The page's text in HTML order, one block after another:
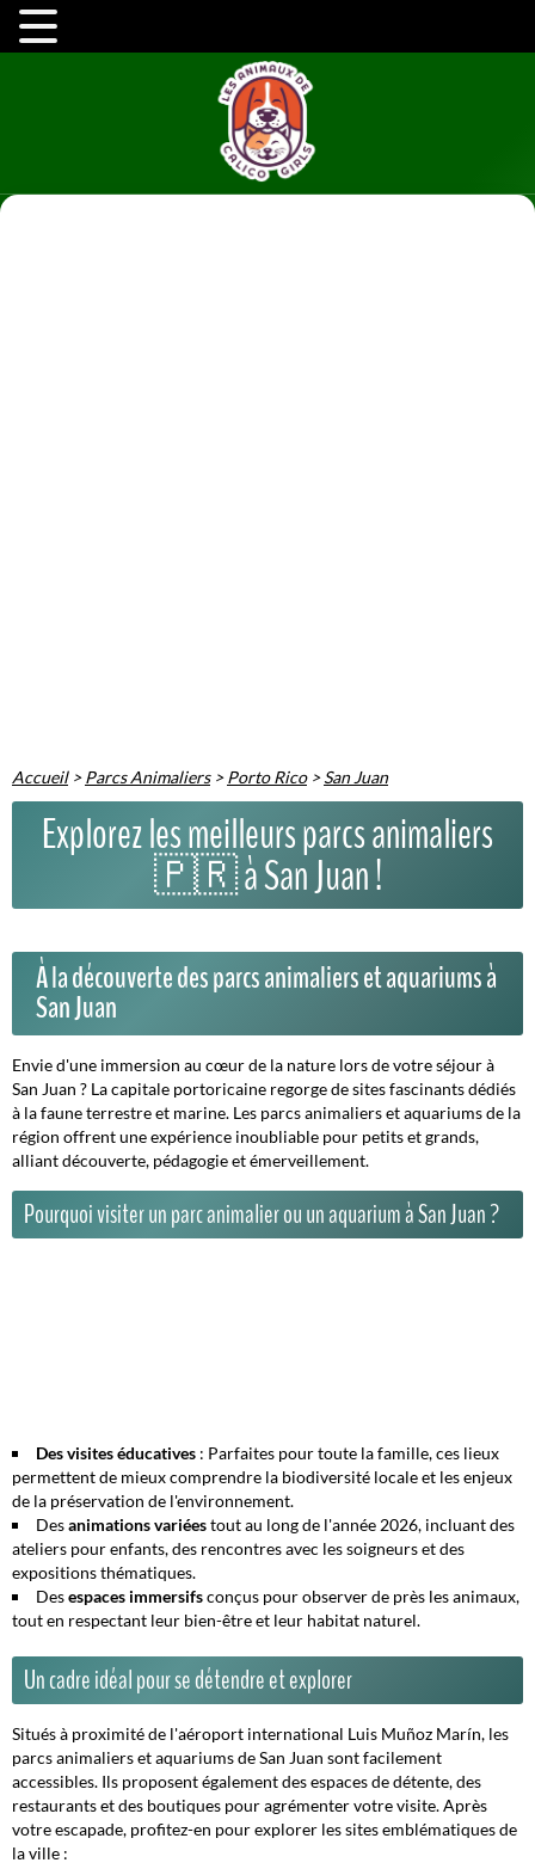
Accueil>Parcs Animaliers>Porto Rico>San Juan
Explorez les meilleurs parcs animaliers
🇵🇷 à San Juan !
À la découverte des parcs animaliers et aquariums à
San Juan
Envie d'une immersion au cœur de la nature lors de votre séjour à
San Juan ? La capitale portoricaine regorge de sites fascinants dédiés
à la faune terrestre et marine. Les parcs animaliers et aquariums de la
région offrent une expérience inoubliable pour petits et grands,
alliant découverte, pédagogie et émerveillement.
Pourquoi visiter un parc animalier ou un aquarium à San Juan ?
Des visites éducatives : Parfaites pour toute la famille, ces lieux
permettent de mieux comprendre la biodiversité locale et les enjeux
de la préservation de l'environnement.
Desanimations variéestout au long de l'année 2026, incluant des
ateliers pour enfants, des rencontres avec les soigneurs et des
expositions thématiques.
Desespaces immersifsconçus pour observer de près les animaux,
tout en respectant leur bien-être et leur habitat naturel.
Un cadre idéal pour se détendre et explorer
Situés à proximité de l'aéroport international Luis Muñoz Marín, les
parcs animaliers et aquariums de San Juan sont facilement
accessibles. Ils proposent également des espaces de détente, des
restaurants et des boutiques pour agrémenter votre visite. Après
votre escapade, profitez-en pour explorer les sites emblématiques de
la ville :